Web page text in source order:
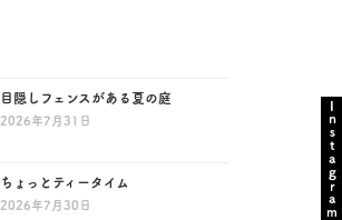
目隠しフェンスがある夏の庭
2026年7月31日
ちょっとティータイム
2026年7月30日 Instagram